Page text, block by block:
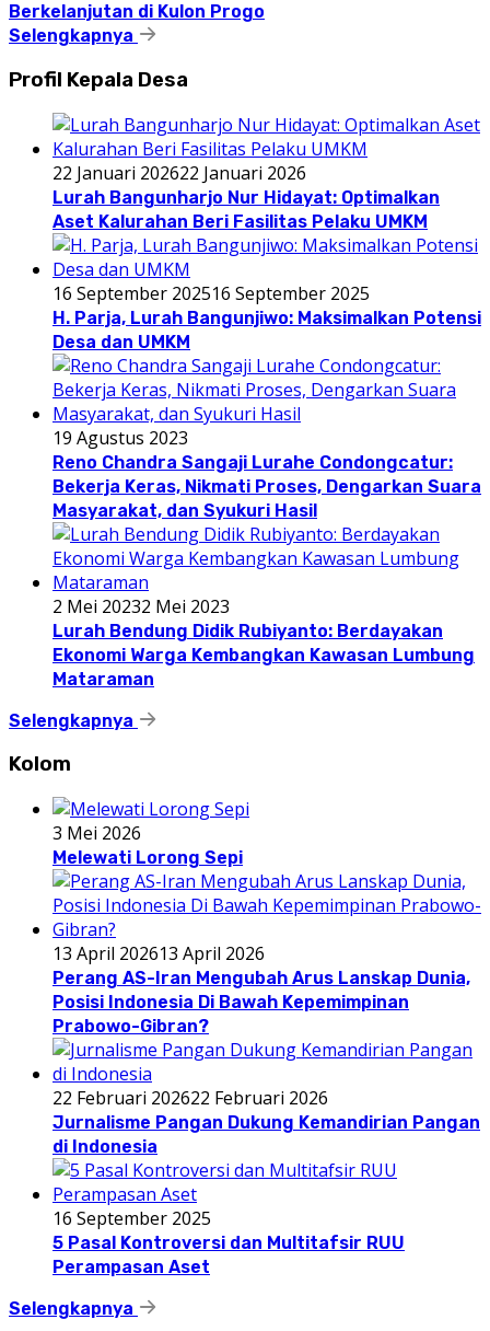
Berkelanjutan di Kulon Progo
Selengkapnya
Profil Kepala Desa
22 Januari 202622 Januari 2026
Lurah Bangunharjo Nur Hidayat: Optimalkan
Aset Kalurahan Beri Fasilitas Pelaku UMKM
16 September 202516 September 2025
H. Parja, Lurah Bangunjiwo: Maksimalkan Potensi
Desa dan UMKM
19 Agustus 2023
Reno Chandra Sangaji Lurahe Condongcatur:
Bekerja Keras, Nikmati Proses, Dengarkan Suara
Masyarakat, dan Syukuri Hasil
2 Mei 20232 Mei 2023
Lurah Bendung Didik Rubiyanto: Berdayakan
Ekonomi Warga Kembangkan Kawasan Lumbung
Mataraman
Selengkapnya
Kolom
3 Mei 2026
Melewati Lorong Sepi
13 April 202613 April 2026
Perang AS-Iran Mengubah Arus Lanskap Dunia,
Posisi Indonesia Di Bawah Kepemimpinan
Prabowo-Gibran?
22 Februari 202622 Februari 2026
Jurnalisme Pangan Dukung Kemandirian Pangan
di Indonesia
16 September 2025
5 Pasal Kontroversi dan Multitafsir RUU
Perampasan Aset
Selengkapnya